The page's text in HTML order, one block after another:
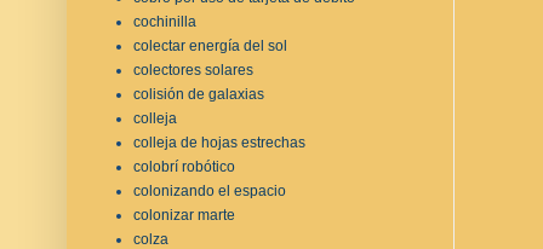
cochinilla
colectar energía del sol
colectores solares
colisión de galaxias
colleja
colleja de hojas estrechas
colobrí robótico
colonizando el espacio
colonizar marte
colza